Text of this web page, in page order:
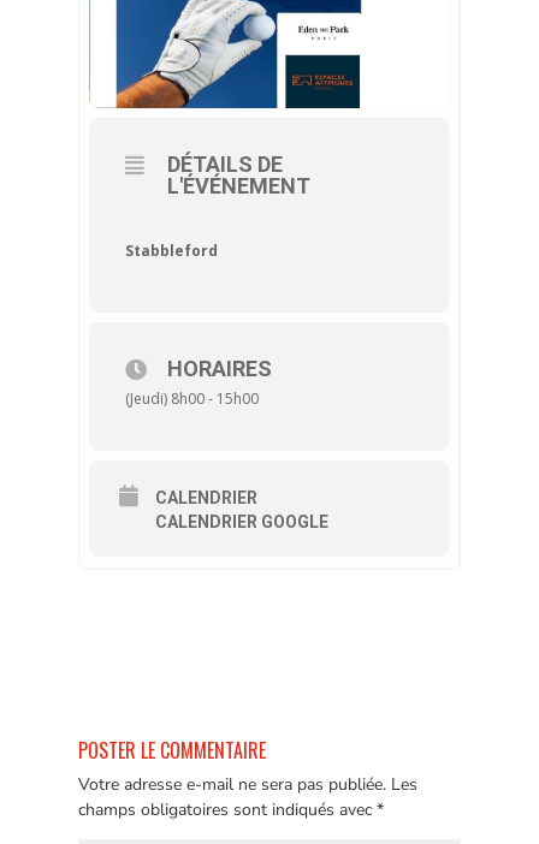
DÉTAILS DE
L'ÉVÉNEMENT
Stabbleford
HORAIRES
(Jeudi) 8h00 - 15h00
CALENDRIER
CALENDRIER GOOGLE
POSTER LE COMMENTAIRE
Votre adresse e-mail ne sera pas publiée. Les
champs obligatoires sont indiqués avec *